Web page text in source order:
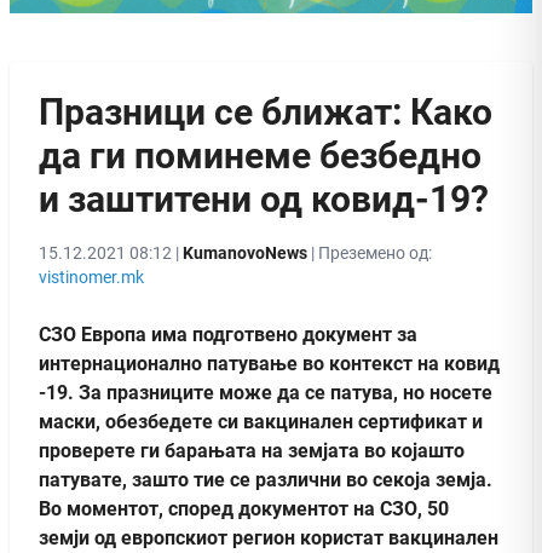
Празници се ближат: Како
да ги поминеме безбедно
и заштитени од ковид-19?
15.12.2021 08:12 |KumanovoNews | Преземено од:
vistinomer.mk
СЗО Европа има подготвено документ за
интернационално патување во контекст на ковид
-19. За празниците може да се патува, но носете
маски, обезбедете си вакцинален сертификат и
проверете ги барањата на земјата во којашто
патувате, зашто тие се различни во секоја земја.
Во моментот, според документот на СЗО, 50
земји од европскиот регион користат вакцинален